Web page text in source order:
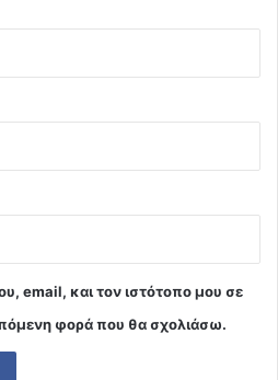
email, και τον ιστότοπο μου σε
φορά που θα σχολιάσω.